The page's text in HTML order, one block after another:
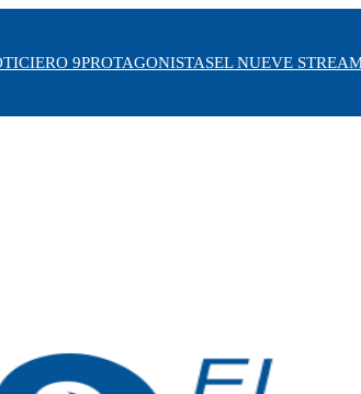
9PROTAGONISTASEL NUEVE